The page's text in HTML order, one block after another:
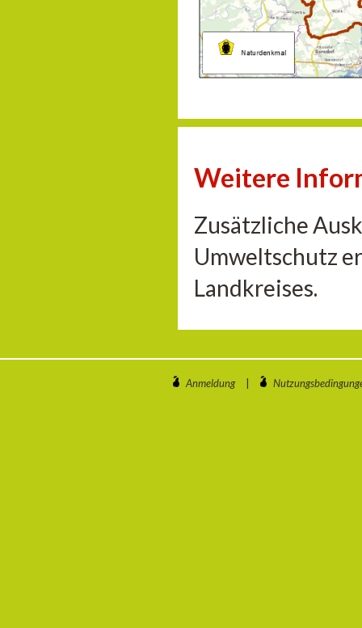
Weitere
Zusätzliche
Umweltschutz
Landkreises.
Anmeldung